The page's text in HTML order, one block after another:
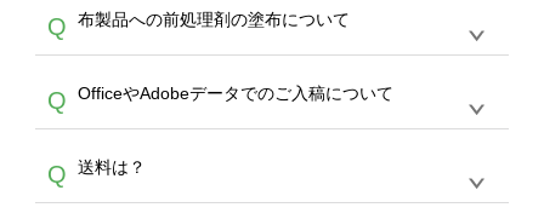
は、デザインツールをご利用ください)
者にご連絡いただき調整をお願い致します。
A
カート内で自動的に割引(最大50%)が適用され
ます。 【付与ポイント】購入金額の1％が1ポ
イントとして付与され、次回ご注文時に1ポイ
ント＝1円としてお使いいただけます。ポイン
トは発送完了の翌日に付与され、次回ご注文時
からご利用頂けます。ポイントの有効期限は一
年間です。【会員ランク】過去10カ月のご注
文回数により会員ランク割引(最大5%)が適用
Q 布製品への前処理剤の塗布について
A
意点（前処理剤）】カラー生地（Tシャツのホ
ワイト、トートバッグのナチュラル、ホワイト
といって、プリントを定着させるための処理剤
を塗布しており、短納期・低価格で商品をお届
Q OfficeやAdobeデータでのご入稿について
A
ません。いずれのデータも該当デザインのみ画
像(JPEG,PNG,GIF,PDF)に変換、またはAdobe
Q 送料は？